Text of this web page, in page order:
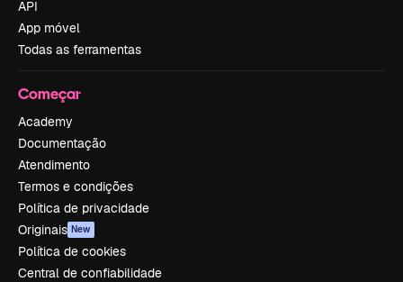
API
App móvel
Todas as ferramentas
Começar
Academy
Documentação
Atendimento
Termos e condições
Política de privacidade
Originais New
Política de cookies
Central de confiabilidade